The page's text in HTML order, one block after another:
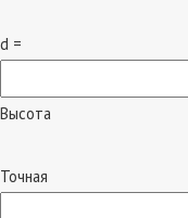
d =
Высота
Точная